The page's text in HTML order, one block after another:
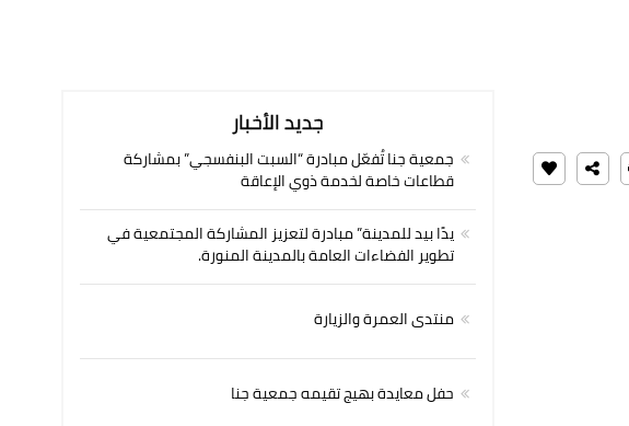
جديد الأخبار
جمعية جنا تُفعّل مبادرة “السبت البنفسجي” بمشاركة
قطاعات خاصة لخدمة ذوي الإعاقة
يدًا بيد للمدينة” مبادرة لتعزيز المشاركة المجتمعية في
تطوير الفضاءات العامة بالمدينة المنورة.
منتدى العمرة والزيارة
حفل معايدة بهيج تقيمه جمعية جنا